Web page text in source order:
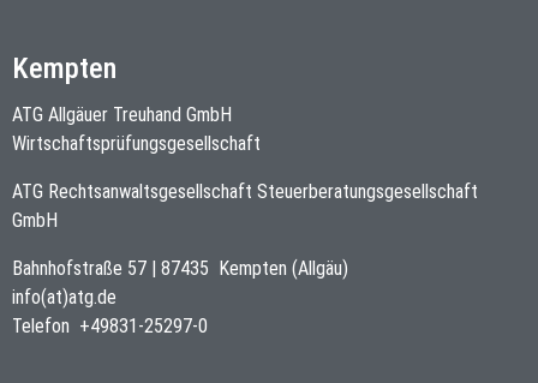
Kempten
ATG Allgäuer Treuhand GmbH
Wirtschaftsprüfungsgesellschaft
ATG Rechtsanwaltsgesellschaft Steuerberatungsgesellschaft
GmbH
Bahnhofstraße 57 87435
Kempten (Allgäu)
info(at)atg.de
Telefon +49831-25297-0